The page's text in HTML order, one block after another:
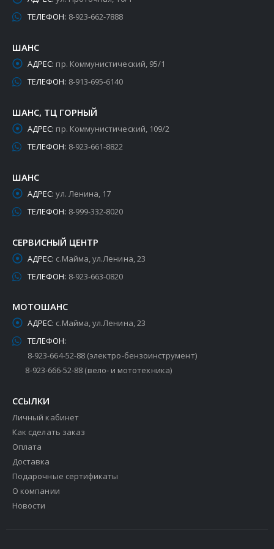
ТЕЛЕФОН: 8-923-662-7888
ШАНС
АДРЕС: пр. Коммунистический, 95/1
ТЕЛЕФОН: 8-913-695-6140
ШАНС, ТЦ ГОРНЫЙ
АДРЕС: пр. Коммунистический, 109/2
ТЕЛЕФОН: 8-923-661-8822
ШАНС
АДРЕС: ул. Ленина, 17
ТЕЛЕФОН: 8-999-332-8020
СЕРВИСНЫЙ ЦЕНТР
АДРЕС: с.Майма, ул.Ленина, 23
ТЕЛЕФОН: 8-923-663-0820
МОТОШАНС
АДРЕС: с.Майма, ул.Ленина, 23
ТЕЛЕФОН:
8-923-664-52-88 (электро-бензоинструмент)
8-923-666-52-88 (вело- и мототехника)
ССЫЛКИ
Личный кабинет
Как сделать заказ
Оплата
Доставка
Подарочные сертификаты
О компании
Новости